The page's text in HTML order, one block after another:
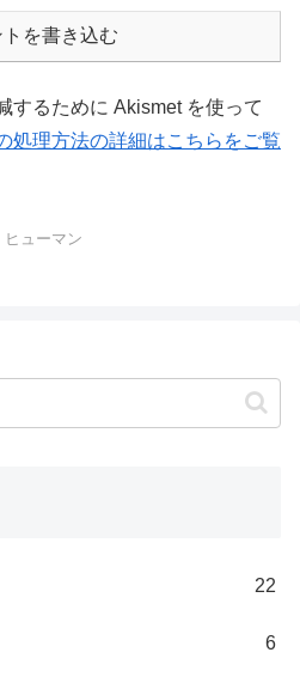
トを書き込む
するために Akismet を使って
処理方法の詳細はこちらをご覧
ヒューマン
22
6